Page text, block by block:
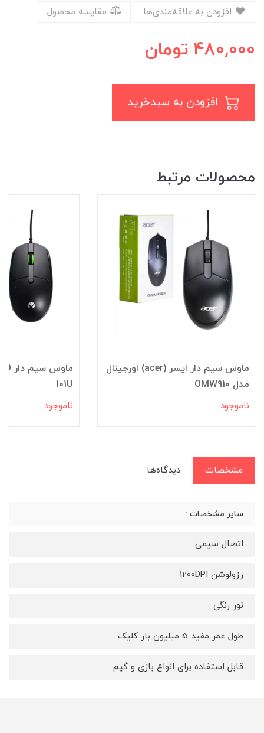
مقایسه محصول
480,000 تومان
محصولات مرتبط
ماوس سیم دار ایسر (acer) اورجینال
مدل OMW910
ناموجود
101U
ناموجود
مشخصات دیدگاه‌ها
سایر مشخصات :
اتصال سیمی
رزولوشن 1200DPI
نور رنگی
طول عمر مفید 5 میلیون بار کلیک
قابل استفاده برای انواع بازی و گیم